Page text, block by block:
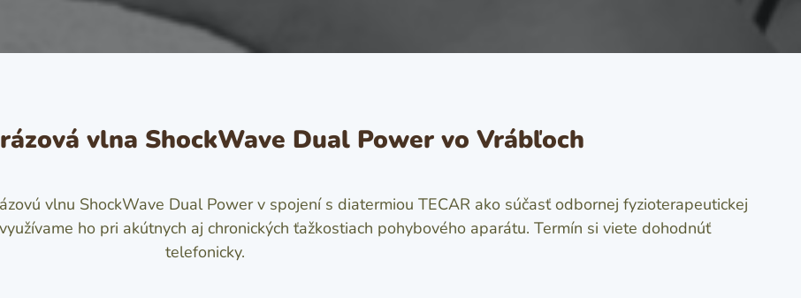
vlna ShockWave Dual Power vo Vrábľoch
vlnu ShockWave Dual Power v spojení s diatermiou TECAR ako súčasť odbornej fyzioterapeutickej
ho pri akútnych aj chronických ťažkostiach pohybového aparátu. Termín si viete dohodnúť
telefonicky.